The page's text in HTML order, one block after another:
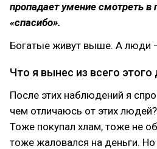
пропадает умение смотреть в
«спасибо».
Богатые живут выше. А люди
Что я вынес из всего этого
После этих наблюдений я
чем отличаюсь от этих
Тоже покупал хлам, тоже не
тоже жаловался на деньги.